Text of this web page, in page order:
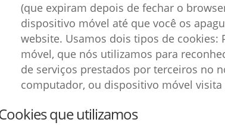
(que expiram depois de fechar o
dispositivo móvel até que você os
website. Usamos dois tipos de
móvel, que nós utilizamos para
de serviços prestados por terceiros no
computador, ou dispositivo móvel
que utilizamos